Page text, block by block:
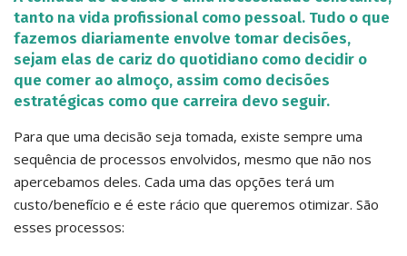
tanto na vida profissional como pessoal. Tudo o que
fazemos diariamente envolve tomar decisões,
sejam elas de cariz do quotidiano como decidir o
que comer ao almoço, assim como decisões
estratégicas como que carreira devo seguir.
Para que uma decisão seja tomada, existe sempre uma
sequência de processos envolvidos, mesmo que não nos
apercebamos deles. Cada uma das opções terá um
custo/benefício e é este rácio que queremos otimizar. São
esses processos: